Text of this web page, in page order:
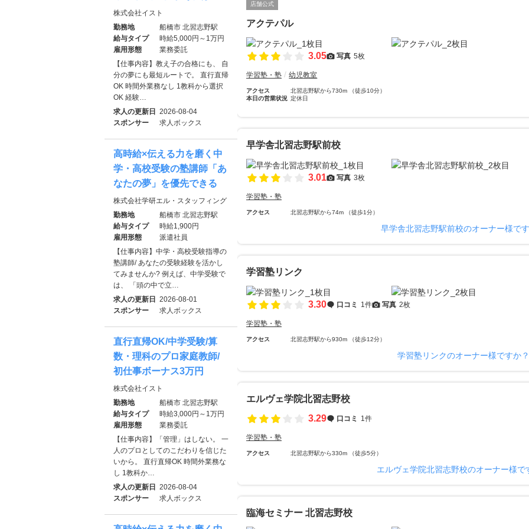
店舗公式
アクテパル
3.05 写真 5枚
学習塾・塾 幼児教室
アクセス
北習志野駅から730m （徒歩10分）
本日の営業状況 定休日
早学舎北習志野駅前校
3.01 写真 3枚
学習塾・塾
アクセス 北習志野駅から74m （徒歩1分）
早学舎北習志野駅前校のオーナー様で
学習塾リンク
3.30 口コミ 1件 写真 2枚
学習塾・塾
アクセス 北習志野駅から930m （徒歩12分）
学習塾リンクのオーナー様ですか？
エルヴェ学院北習志野校
3.29
口コミ 1件
学習塾・塾
アクセス 北習志野駅から330m （徒歩5分）
エルヴェ学院北習志野校のオーナー様で
臨海セミナー 北習志野校
株式会社イスト
勤務地
船橋市 北習志野駅
給与タイプ
時給5,000円～1万円
雇用形態
業務委託
【仕事内容】教え子の合格にも、 自
分の夢にも最短ルートで。 直行直帰
OK 時間外業務なし 1教科から選択
OK 経験…
求人の更新日 2026-08-04
スポンサー
求人ボックス
高時給×伝える力を磨く中
学・高校受験の塾講師「あ
なたの夢」を優先できる
株式会社学研エル・スタッフィング
勤務地
船橋市 北習志野駅
給与タイプ
時給1,900円
雇用形態
派遣社員
【仕事内容】中学・高校受験指導の
塾講師/ あなたの受験経験を活かし
てみませんか? 例えば、中学受験で
は、 「頭の中で立…
求人の更新日 2026-08-01
スポンサー
求人ボックス
直行直帰OK/中学受験/算
数・理科のプロ家庭教師/
初仕事ボーナス3万円
株式会社イスト
勤務地
船橋市 北習志野駅
給与タイプ
時給3,000円～1万円
雇用形態
業務委託
【仕事内容】「管理」はしない。 一
人のプロとしてのこだわりを信じた
いから。 直行直帰OK 時間外業務な
し 1教科か…
求人の更新日 2026-08-04
スポンサー
求人ボックス